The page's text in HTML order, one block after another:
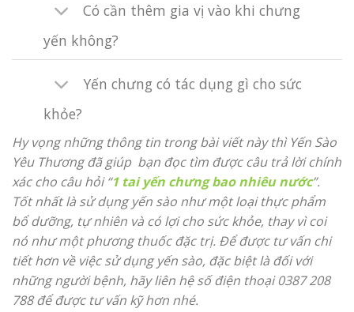
Có cần thêm gia vị vào khi chưng
yến không?
Yến chưng có tác dụng gì cho sức
khỏe?
Hy vọng những thông tin trong bài viết này thì Yến Sào
Yêu Thương đã giúp bạn đọc tìm được câu trả lời chính
xác cho câu hỏi “1 tai yến chưng bao nhiêu nước”.
Tốt nhất là sử dụng yến sào như một loại thực phẩm
bổ dưỡng, tự nhiên và có lợi cho sức khỏe, thay vì coi
nó như một phương thuốc đặc trị. Để được tư vấn chi
tiết hơn về việc sử dụng yến sào, đặc biệt là đối với
những người bệnh, hãy liên hệ số điện thoại0387 208
788 để được tư vấn kỹ hơn nhé.